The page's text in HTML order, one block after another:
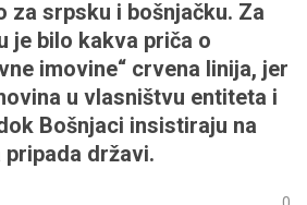
za srpsku i bošnjačku. Za
je bilo kakva priča o
imovine“ crvena linija, jer
u vlasništvu entiteta i
Bošnjaci insistiraju na
državi.